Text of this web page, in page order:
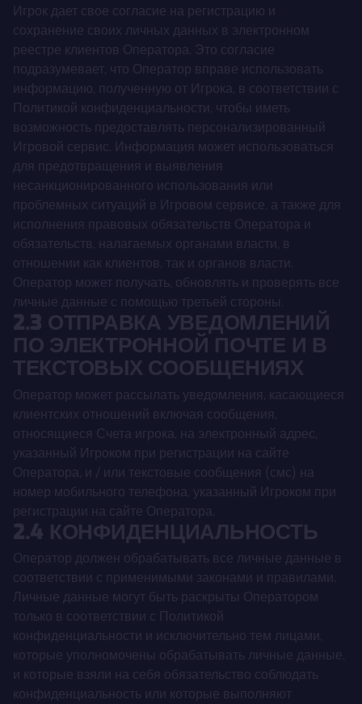
Игрок дает свое согласие на регистрацию и
сохранение своих личных данных в электронном
реестре клиентов Оператора. Это согласие
подразумевает, что Оператор вправе использовать
информацию, полученную от Игрока, в соответствии с
Политикой конфиденциальности, чтобы иметь
возможность предоставлять персонализированный
Игровой сервис. Информация может использоваться
для предотвращения и выявления
несанкционированного использования или
проблемных ситуаций в Игровом сервисе, а также для
исполнения правовых обязательств Оператора и
обязательств, налагаемых органами власти, в
отношении как клиентов, так и органов власти.
Оператор может получать, обновлять и проверять все
личные данные с помощью третьей стороны.
2.3 ОТПРАВКА УВЕДОМЛЕНИЙ
ПО ЭЛЕКТРОННОЙ ПОЧТЕ И В
ТЕКСТОВЫХ СООБЩЕНИЯХ
Оператор может рассылать уведомления, касающиеся
клиентских отношений включая сообщения,
относящиеся Счета игрока, на электронный адрес,
указанный Игроком при регистрации на сайте
Оператора, и / или текстовые сообщения (смс) на
номер мобильного телефона, указанный Игроком при
регистрации на сайте Оператора.
2.4 КОНФИДЕНЦИАЛЬНОСТЬ
Оператор должен обрабатывать все личные данные в
соответствии с применимыми законами и правилами.
Личные данные могут быть раскрыты Оператором
только в соответствии с Политикой
конфиденциальности и исключительно тем лицами,
которые уполномочены обрабатывать личные данные,
и которые взяли на себя обязательство соблюдать
конфиденциальность или которые выполняют